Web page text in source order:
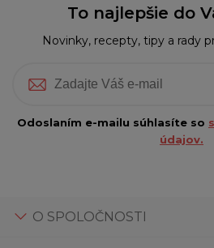
To najlepšie do
Novinky, recepty, tipy a rady
Odoslaním e-mailu súhlasíte so
údajov.
O SPOLOČNOSTI